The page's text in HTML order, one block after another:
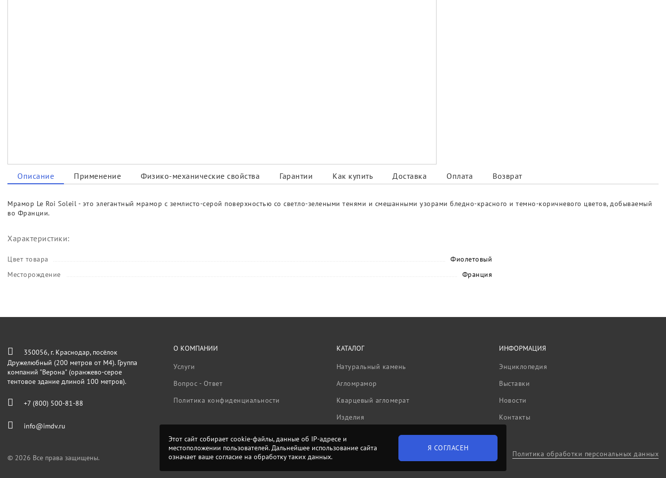
Описание Применение Физико-механические свойства Гарантии Как купить Доставка Оплата Возврат
Мрамор Le Roi Soleil - это элегантный мрамор с землисто-серой поверхностью со светло-зелеными тенями и смешанными узорами бледно-красного и темно-коричневого цветов, добываемый
во Франции.
Характеристики:
Цвет товара
Фиолетовый
Месторождение
Франция
350056, г. Краснодар, посёлок
Дружелюбный (200 метров от М4). Группа
компаний "Верона" (оранжево-серое
тентовое здание длиной 100 метров).
+7 (800) 500-81-88
info@imdv.ru
О КОМПАНИИ
Услуги
Вопрос - Ответ
Политика конфиденциальности
КАТАЛОГ
Натуральный камень
Агломрамор
Кварцевый агломерат
Изделия
ИНФОРМАЦИЯ
Энциклопедия
Выставки
Новости
Контакты
© 2026 Все права защищены. Политика обработки персональных данных
Этот сайт собирает cookie-файлы, данные об IP-адресе и
местоположении пользователей. Дальнейшее использование сайта
означает ваше согласие на обработку таких данных.
Я СОГЛАСЕН